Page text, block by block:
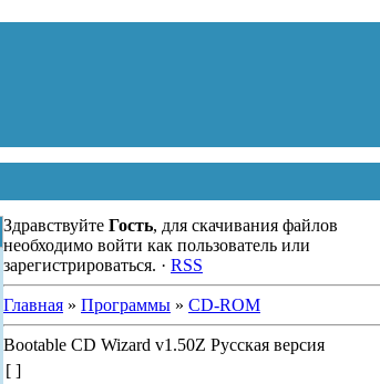
Здравствуйте Гость, для скачивания файлов
необходимо войти как пользователь или
зарегистрироваться. · RSS
Главная» Программы» CD-ROM
Bootable CD Wizard v1.50Z Русская версия
[ ]